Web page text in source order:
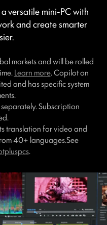
versatile mini-PC with
and create smarter
markets and will be rolled
Learn more. Copilot on
and has specific system
Subscription
translation for video and
40+ languages.See
.